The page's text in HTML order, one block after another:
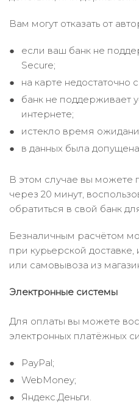
Вам могут отказать от
если ваш банк не
Secure;
на карте недостаточно
банк не поддерживает
интернете;
истекло время
в данных была
В этом случае вы можете
через 20 минут,
обратиться в свой банк
Безналичным расчётом
при курьерской
или самовывоза из
Электронные системы
Для оплаты вы можете
электронных платёжных
PayPal;
WebMoney;
Яндекс.Деньги.